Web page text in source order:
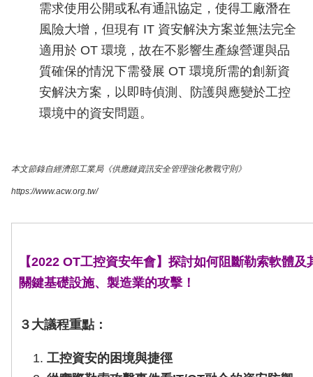
需求使用公開或私有通訊協定，使得工廠潛在
風險大增，但現有 IT 資安解決方案並無法完全
適用於 OT 環境，故在不影響生產線營運與品
質確保的情況下需發展 OT 環境所需的創新資
安解決方案，以即時偵測、防護與應變於工控
環境中的資安問題。
本文節錄自經濟部工業局《供應鏈資訊安全管理強化教戰守則》
https://www.acw.org.tw/
【2022 OT工控資安年會】探討如何阻斷勒索軟體及
關鍵基礎設施、製造業的攻擊！
３大議程重點：
工控資安的困境與捷徑